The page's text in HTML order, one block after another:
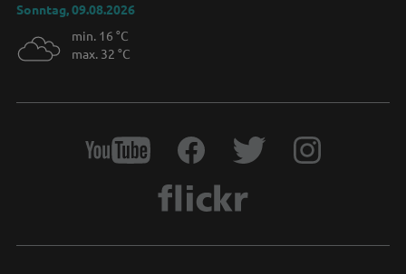
Sonntag, 09.08.2026
min. 16 °C
max. 32 °C